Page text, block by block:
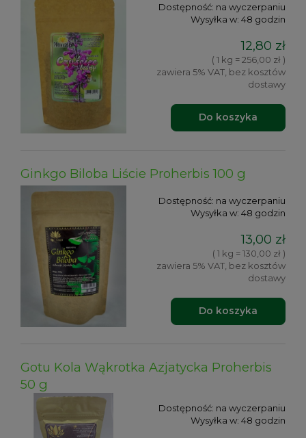
Dostępność: na wyczerpaniu
Wysyłka w: 48 godzin
12,80 zł
( 1 kg = 256,00 zł )
zawiera 5% VAT, bez kosztów
dostawy
Do koszyka
Ginkgo Biloba Liście Proherbis 100 g
Dostępność: na wyczerpaniu
Wysyłka w: 48 godzin
13,00 zł
( 1 kg = 130,00 zł )
zawiera 5% VAT, bez kosztów
dostawy
Do koszyka
Gotu Kola Wąkrotka Azjatycka Proherbis
50 g
Dostępność: na wyczerpaniu
Wysyłka w: 48 godzin